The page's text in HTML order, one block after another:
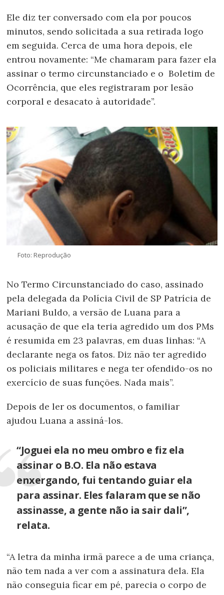
Ele diz ter conversado com ela por poucos
minutos, sendo solicitada a sua retirada logo
em seguida. Cerca de uma hora depois, ele
entrou novamente: “Me chamaram para fazer ela
assinar o termo circunstanciado e o Boletim de
Ocorrência, que eles registraram por lesão
corporal e desacato à autoridade”.
Foto: Reprodução
No Termo Circunstanciado do caso, assinado
pela delegada da Polícia Civil de SP Patrícia de
Mariani Buldo, a versão de Luana para a
acusação de que ela teria agredido um dos PMs
é resumida em 23 palavras, em duas linhas: “A
declarante nega os fatos. Diz não ter agredido
os policiais militares e nega ter ofendido-os no
exercício de suas funções. Nada mais”.
Depois de ler os documentos, o familiar
ajudou Luana a assiná-los.
“Joguei ela no meu ombro e fiz ela
assinar o B.O. Ela não estava
enxergando, fui tentando guiar ela
para assinar. Eles falaram que se não
assinasse, a gente não ia sair dali”,
relata.
“A letra da minha irmã parece a de uma criança,
não tem nada a ver com a assinatura dela. Ela
não conseguia ficar em pé, parecia o corpo de